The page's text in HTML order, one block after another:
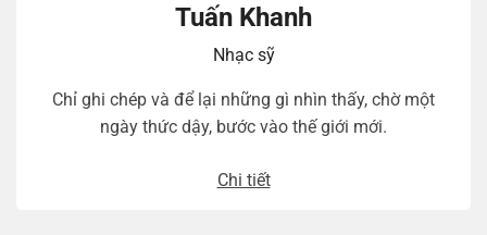
Tuấn Khanh
Nhạc sỹ
Chỉ ghi chép và để lại những gì nhìn thấy, chờ một
ngày thức dậy, bước vào thế giới mới.
Chi tiết